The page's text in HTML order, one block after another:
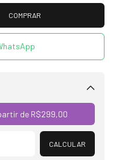
de R$299,00
CALCULAR